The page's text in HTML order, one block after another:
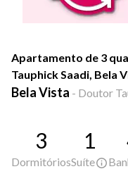
Apartamento de 3
Tauphick Saadi, Bela
Bela Vista - Doutor
3
Dormitórios
1
Suíte